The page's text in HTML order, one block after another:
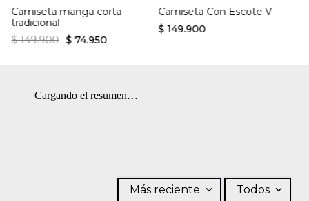
Camiseta manga corta
tradicional
$ 149.900 $ 74.950
Camiseta Con Escote V
$ 149.900
Cargando el resumen…
Más reciente Todos